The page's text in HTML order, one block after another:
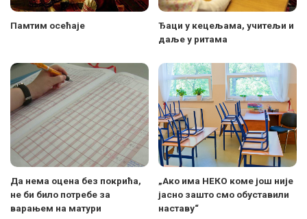
Памтим осећаје
Ђаци у кецељама, учитељи и
даље у ритама
Да нема оцена без покрића,
не би било потребе за
варањем на матури
„Ако има НЕКО коме још није
јасно зашто смо обуставили
наставу“